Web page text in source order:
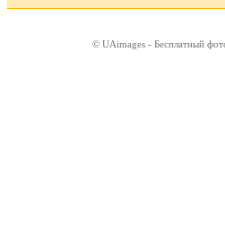
© UAimages - Бесплатный